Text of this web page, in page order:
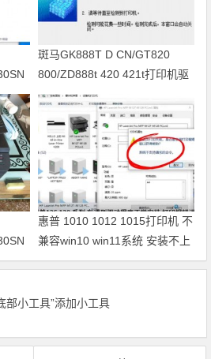
斑马GK888T D CN/GT820
800/ZD888t 420 421t打印机驱
动软件安装
惠普 1010 1012 1015打印机 不
兼容win10 win11系统 安装不上
打印机
部小工具”添加小工具